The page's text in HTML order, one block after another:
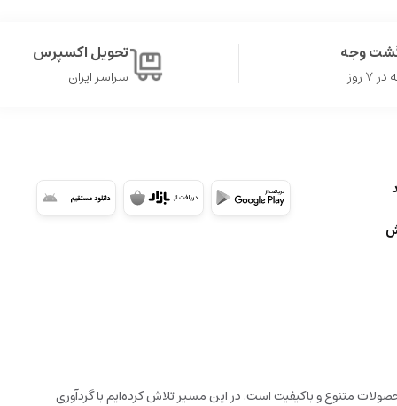
وجه
روز
تحویل اکسپرس
سراسر ایران
متنوع و باکیفیت است. در این مسیر تلاش کرده‌ایم با گردآوری